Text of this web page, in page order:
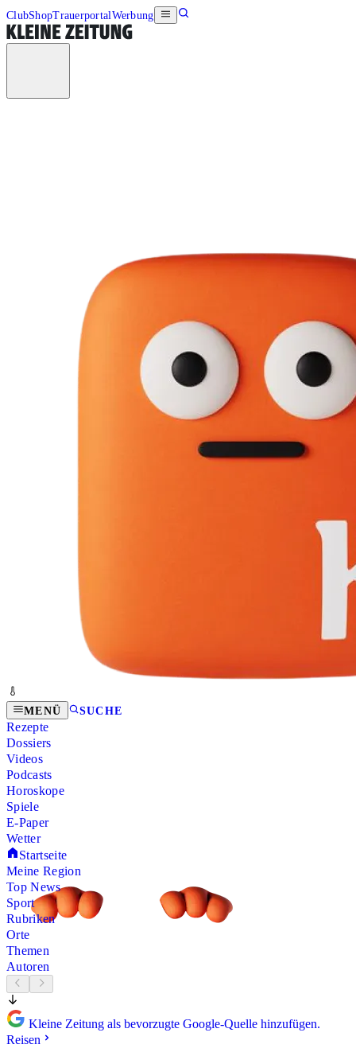
ClubShopTrauerportalWerbung
MENÜ SUCHE
Rezepte
Dossiers
Videos
Podcasts
Horoskope
Spiele
E-Paper
Wetter
Startseite
Meine Region
Top News
Sport
Rubriken
Orte
Themen
Autoren
Kleine Zeitung als bevorzugte Google-Quelle hinzufügen.
Reisen